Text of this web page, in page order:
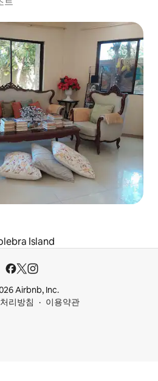
Island
Airbnb, Inc.
리방침
이용약관